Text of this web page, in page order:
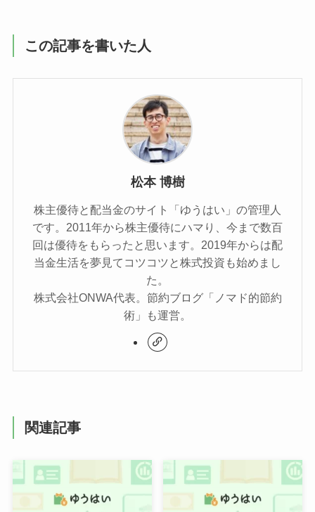
この記事を書いた人
松本 博樹
株主優待と配当金のサイト「ゆうはい」の管理人
です。2011年から株主優待にハマり、今まで数百
回は優待をもらったと思います。2019年からは配
当金生活を夢見てコツコツと株式投資も始めまし
た。
株式会社ONWA代表。節約ブログ「ノマド的節約
術」も運営。
関連記事